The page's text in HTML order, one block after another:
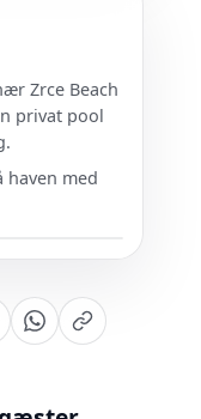
Zrce Beach
privat pool
haven med